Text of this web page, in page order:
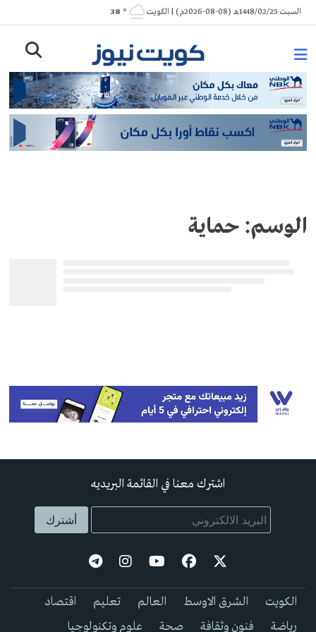
Skip
to
السبت 1448/02/25هـ (08-08-2026م) | الكويت ° 38
الوسم: حماية
اشترك معنا في القائمة البريديه
الكويت الشرق الاوسط العالم تعليم
اقتصاد
رياضة
فنون وثقافة صحة علوم وتكنولوجيا